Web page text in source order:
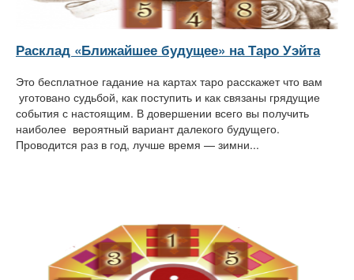
Расклад «Ближайшее будущее» на Таро Уэйта
Это бесплатное гадание на картах таро расскажет что вам
уготовано судьбой, как поступить и как связаны грядущие
события с настоящим. В довершении всего вы получить
наиболее вероятный вариант далекого будущего.
Проводится раз в год, лучше время — зимни...